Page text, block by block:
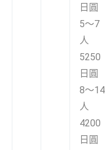
日圓
5～7
人
5250
日圓
8～14
人
4200
日圓